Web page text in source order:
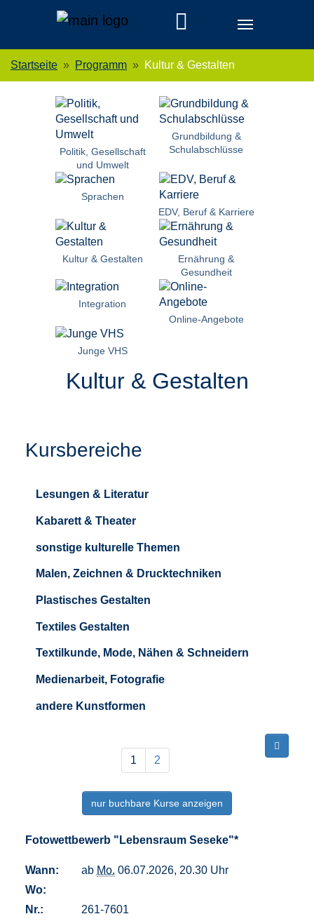
Startseite Programm Kultur & Gestalten
Politik, Gesellschaft
und Umwelt
Grundbildung &
Schulabschlüsse
Sprachen
EDV, Beruf & Karriere
Kultur & Gestalten
Ernährung &
Gesundheit
Integration
Online-Angebote
Junge VHS
Kultur & Gestalten
Kursbereiche
Lesungen & Literatur
Kabarett & Theater
sonstige kulturelle Themen
Malen, Zeichnen & Drucktechniken
Plastisches Gestalten
Textiles Gestalten
Textilkunde, Mode, Nähen & Schneidern
Medienarbeit, Fotografie
andere Kunstformen
blättern
1 2
nur buchbare Kurse anzeigen
Fotowettbewerb "Lebensraum Seseke"*
Wann: ab Mo. 06.07.2026, 20.30 Uhr
Wo:
Nr.:
261-7601